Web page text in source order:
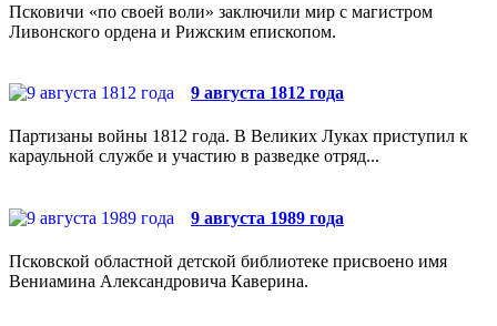
Псковичи «по своей воли» заключили мир с магистром
Ливонского ордена и Рижским епископом.
9 августа 1812 года
Партизаны войны 1812 года. В Великих Луках приступил к
караульной службе и участию в разведке отряд...
9 августа 1989 года
Псковской областной детской библиотеке присвоено имя
Вениамина Александровича Каверина.